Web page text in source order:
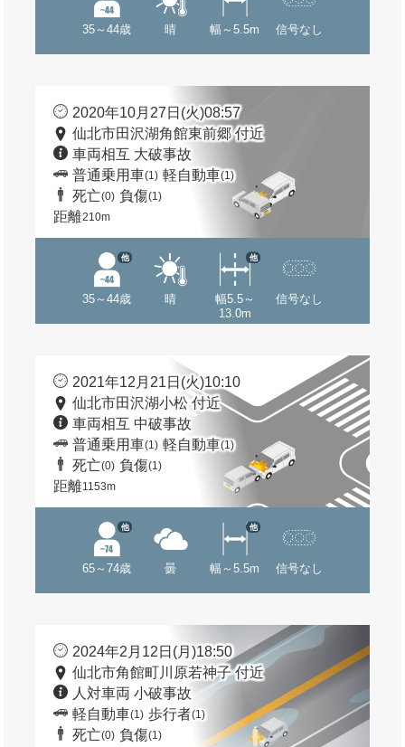
35～44歳 晴 幅～5.5m 信号なし
2020年10月27日(火)08:57
仙北市田沢湖角館東前郷 付近
車両相互 大破事故
普通乗用車(1) 軽自動車(1)
死亡(0) 負傷(1)
距離210m
35～44歳
他
晴
幅5.5～
13.0m
他
信号なし
2021年12月21日(火)10:10
仙北市田沢湖小松 付近
車両相互 中破事故
普通乗用車(1) 軽自動車(1)
死亡(0) 負傷(1)
距離1153m
65～74歳
他
曇 幅～5.5m
他
信号なし
2024年2月12日(月)18:50
仙北市角館町川原若神子 付近
人対車両 小破事故
軽自動車(1) 歩行者(1)
死亡(0) 負傷(1)